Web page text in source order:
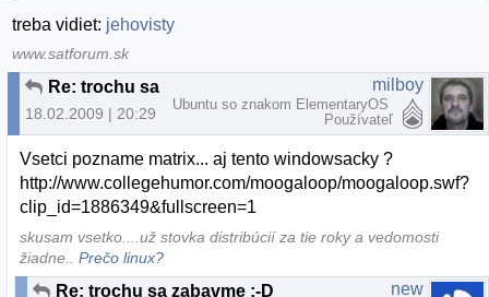
treba vidiet: jehovisty
www.satforum.sk
Re: trochu sa zabavme :-D
18.02.2009 | 20:29
milboy
Ubuntu so znakom ElementaryOS
Používateľ
Vsetci pozname matrix... aj tento windowsacky ?
http://www.collegehumor.com/moogaloop/moogaloop.swf?
clip_id=1886349&fullscreen=1
skusam vsetko....už stovka distribúcií za tie roky a vedomosti
žiadne..Prečo linux?
Re: trochu sa zabavme :-D new